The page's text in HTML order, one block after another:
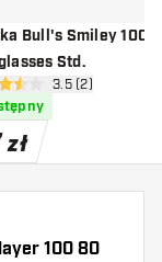
Bull's Smiley 100
Std.
otwórz panel
oceny
3.5 (2)
zł
100 80